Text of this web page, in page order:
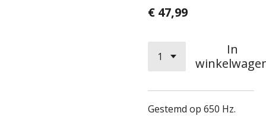
€ 47,99
In
Gestemd op 650 Hz.